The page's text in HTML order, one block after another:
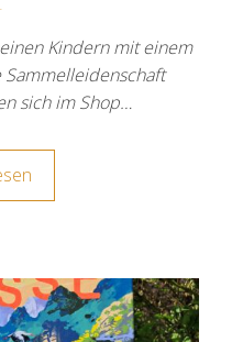
Kindern mit einem
sich im Shop…